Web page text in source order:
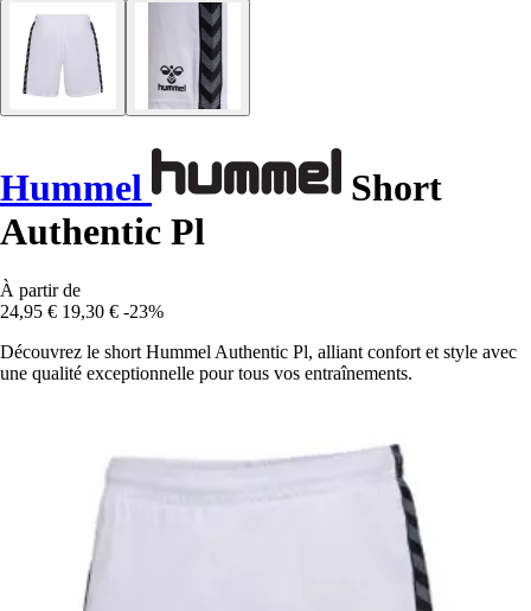
Hummel
Short
Authentic Pl
À partir de
24,95 € 19,30 € -23%
Découvrez le short Hummel Authentic Pl, alliant confort et style avec
une qualité exceptionnelle pour tous vos entraînements.